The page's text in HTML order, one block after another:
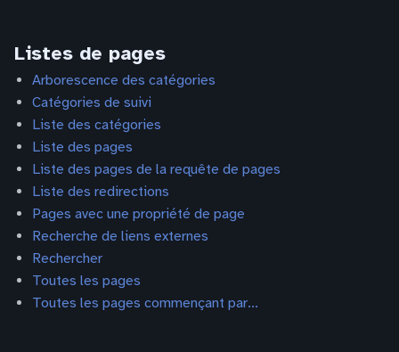
Listes de pages
Arborescence des catégories
Catégories de suivi
Liste des catégories
Liste des pages
Liste des pages de la requête de pages
Liste des redirections
Pages avec une propriété de page
Recherche de liens externes
Rechercher
Toutes les pages
Toutes les pages commençant par...